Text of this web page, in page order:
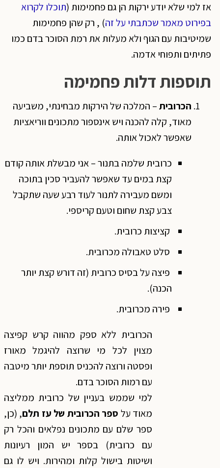
אז למי שלא יודע ירקות הן גם פחמימות (תוכלו לקרוא
בפירוט מאמר שכתבתי על זה) , רק שהן פחמימות
שמיטיבות עם הגוף ולא מעלות את רמת הסוכר בדם כמו
פתיתים ותפוחי אדמה.
תוספות דלות פחמימה
הכרובית– המלכה של הירקות מבחינתי, משביעה
מאוד, קלה להכנה ויש אינספור מתכונים ווריאציות
שאפשר לאכול אותה.
כרובית שלמה בתנור – אני מבשלת אותה קודם
קצת במים עד שאפשר להעביר סכין בתוכה
ומשם מעבירה לתנור לעוד רבע שעה שתקבל
צבע קצת שחום וטעם קריספי.
קציצות כרובית.
סלט טאבולה מכרובית.
פיצה על בסיס כרובית (זה דורש קצת יותר
הכנה).
פירה מכרובית.
הכרובית ללא ספק מהווה קרש קפיצה
מצוין לכל מי שרוצה להיגמל מאורז
ופסטה ורוצה להכניס תוספת יותר מיטבה
עם רמות הסוכר בדם.
למי שממש בעניין של כרובית ממליצה
מאוד על ספר הכרובית של עז תלם, (כן,
ספר שלם עם מתכונים נפלאים והכל רק
עם כרובית) בספר יש המון רעיונות
ושיטות בישול קלות ומהירות. ויש לו גם